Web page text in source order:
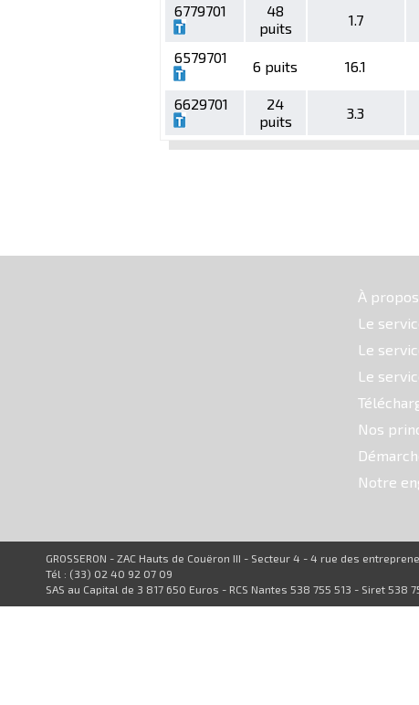
6779701
48
puits
1.7
6579701
6 puits 16.1
6629701
24
puits
3.3
À
Le
Le
Le
Nos
Notre
GROSSERON - ZAC Hauts de Couëron III - Secteur 4 - 4 rue des
Tél : (33) 02 40 92 07 09
SAS au Capital de 3 817 650 Euros - RCS Nantes 538 755 513 - Siret 538